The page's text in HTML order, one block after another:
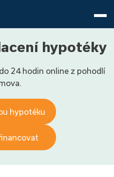
hypotéky
24 hodin online z pohodlí
hypotéku